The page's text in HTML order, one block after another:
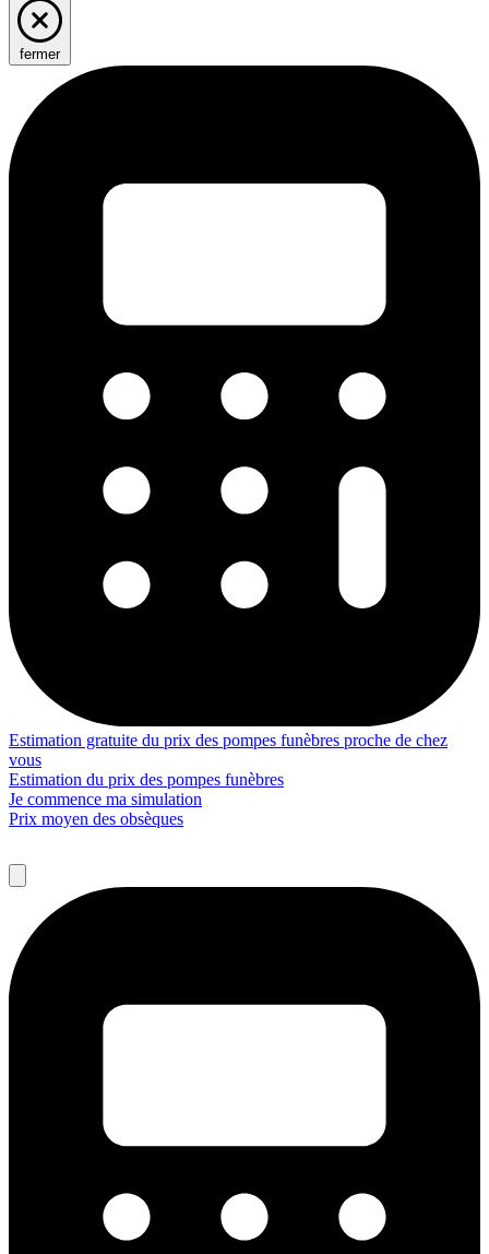
fermer
Estimation gratuite du prix des pompes funèbres proche de chez
vous
Estimation du prix des pompes funèbres
Je commence ma simulation
Prix moyen des obsèques